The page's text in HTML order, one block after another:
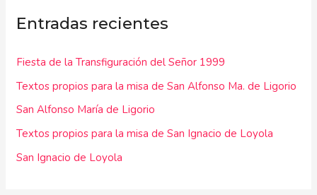
a
p
o
r
:
Entradas recientes
Fiesta de la Transfiguración del Señor 1999
Textos propios para la misa de San Alfonso Ma. de Ligorio
San Alfonso María de Ligorio
Textos propios para la misa de San Ignacio de Loyola
San Ignacio de Loyola